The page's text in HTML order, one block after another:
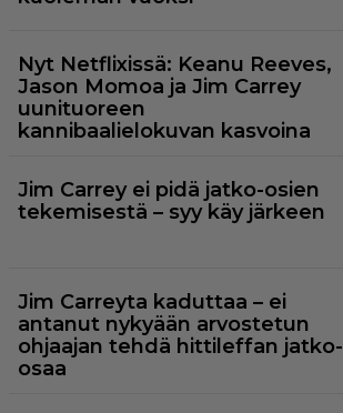
Nyt Netflixissä: Keanu Reeves,
Jason Momoa ja Jim Carrey
uunituoreen
kannibaalielokuvan kasvoina
Jim Carrey ei pidä jatko-osien
tekemisestä – syy käy järkeen
Jim Carreyta kaduttaa – ei
antanut nykyään arvostetun
ohjaajan tehdä hittileffan jatko-
osaa